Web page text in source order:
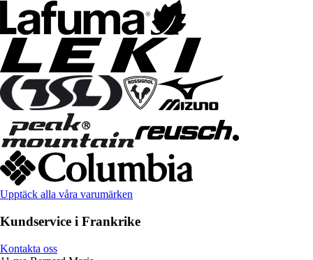
Upptäck alla våra varumärken
Kundservice i Frankrike
Kontakta oss